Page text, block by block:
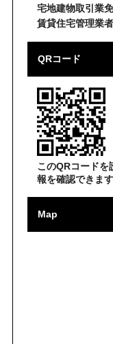
宅地建物取引業
賃貸住宅管理業
QRコード
このQRコードを
報を確認できます
Map